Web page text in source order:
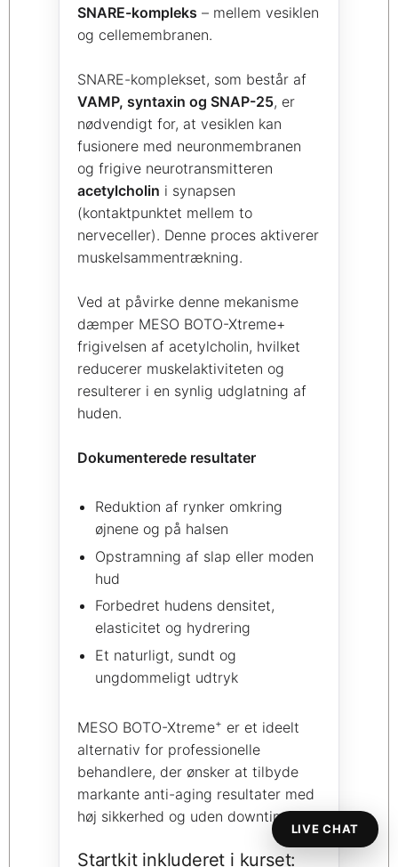
SNARE-kompleks – mellem vesiklen
og cellemembranen.
SNARE-komplekset, som består af
VAMP, syntaxin og SNAP-25, er
nødvendigt for, at vesiklen kan
fusionere med neuronmembranen
og frigive neurotransmitteren
acetylcholin i synapsen
(kontaktpunktet mellem to
nerveceller). Denne proces aktiverer
muskelsammentrækning.
Ved at påvirke denne mekanisme
dæmper MESO BOTO-Xtreme+
frigivelsen af acetylcholin, hvilket
reducerer muskelaktiviteten og
resulterer i en synlig udglatning af
huden.
Dokumenterede resultater
Reduktion af rynker omkring
øjnene og på halsen
Opstramning af slap eller moden
hud
Forbedret hudens densitet,
elasticitet og hydrering
Et naturligt, sundt og
ungdommeligt udtryk
MESO BOTO-Xtreme+ er et ideelt
alternativ for professionelle
behandlere, der ønsker at tilbyde
markante anti-aging resultater med
høj sikkerhed og uden downtime.
Startkit inkluderet i kurset:
LIVE CHAT